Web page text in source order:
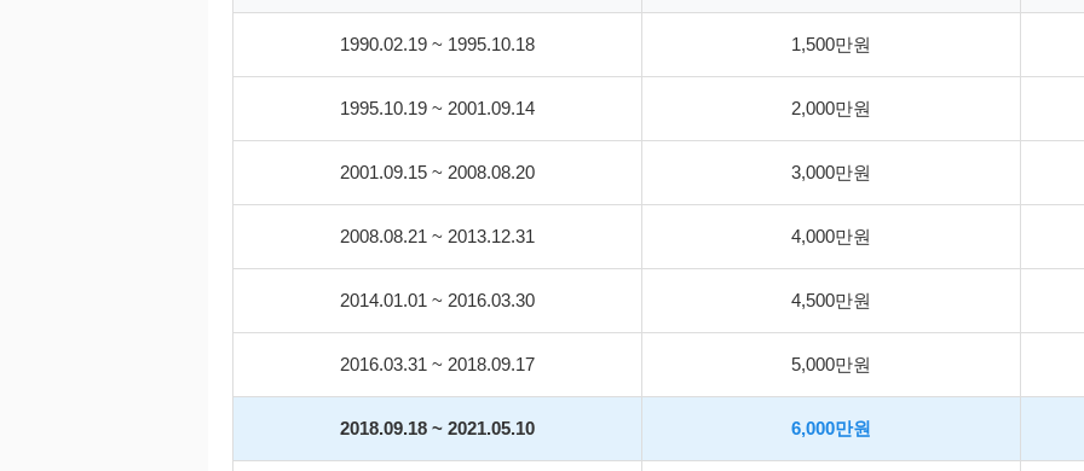
1990.02.19 ~ 1995.10.18 1,500만원
1995.10.19 ~ 2001.09.14 2,000만원
2001.09.15 ~ 2008.08.20 3,000만원
2008.08.21 ~ 2013.12.31 4,000만원
2014.01.01 ~ 2016.03.30 4,500만원
2016.03.31 ~ 2018.09.17 5,000만원
2018.09.18 ~ 2021.05.10 6,000만원